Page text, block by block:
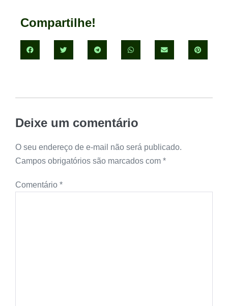
Compartilhe!
Deixe um comentário
O seu endereço de e-mail não será publicado.
Campos obrigatórios são marcados com *
Comentário *